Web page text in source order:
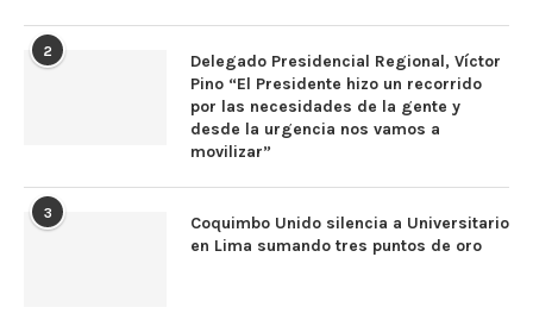
2
Delegado Presidencial Regional, Víctor
Pino “El Presidente hizo un recorrido
por las necesidades de la gente y
desde la urgencia nos vamos a
movilizar”
3
Coquimbo Unido silencia a Universitario
en Lima sumando tres puntos de oro